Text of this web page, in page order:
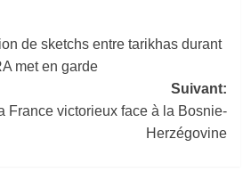
de sketchs entre tarikhas durant
met en garde
Suivant:
France victorieux face à la Bosnie-
Herzégovine